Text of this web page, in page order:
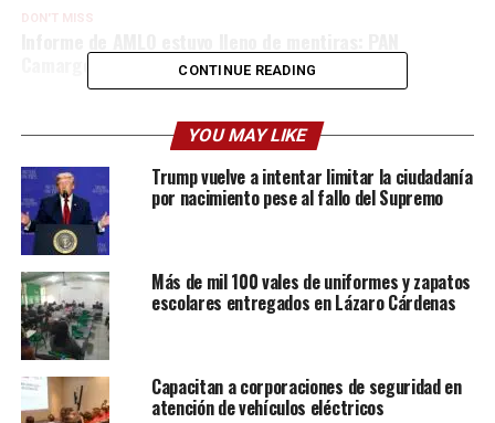
DON'T MISS
Camargo
CONTINUE READING
YOU MAY LIKE
Trump vuelve a intentar limitar la ciudadanía
por nacimiento pese al fallo del Supremo
Más de mil 100 vales de uniformes y zapatos
escolares entregados en Lázaro Cárdenas
Capacitan a corporaciones de seguridad en
atención de vehículos eléctricos